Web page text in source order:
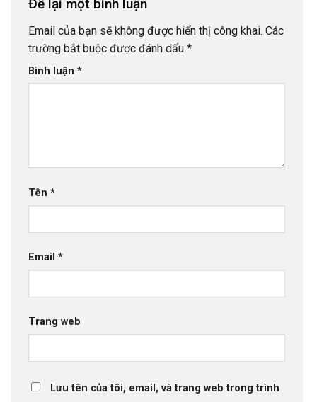
Để lại một bình luận
Email của bạn sẽ không được hiển thị công khai. Các
trường bắt buộc được đánh dấu *
Bình luận *
Tên *
Email *
Trang web
Lưu tên của tôi, email, và trang web trong trình